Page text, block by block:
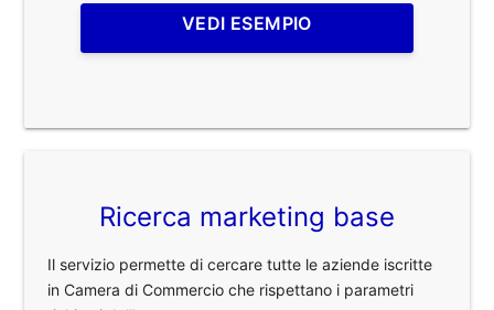
VEDI ESEMPIO
Ricerca marketing base
Il servizio permette di cercare tutte le aziende iscritte
in Camera di Commercio che rispettano i parametri